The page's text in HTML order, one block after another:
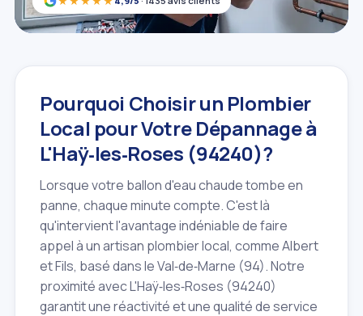
Pourquoi Choisir un Plombier
Local pour Votre Dépannage à
L'Haÿ‑les‑Roses (94240)?
Lorsque votre ballon d'eau chaude tombe en
panne, chaque minute compte. C'est là
qu'intervient l'avantage indéniable de faire
appel à un artisan plombier local, comme Albert
et Fils, basé dans le Val‑de‑Marne (94). Notre
proximité avec L'Haÿ‑les‑Roses (94240)
garantit une réactivité et une qualité de service